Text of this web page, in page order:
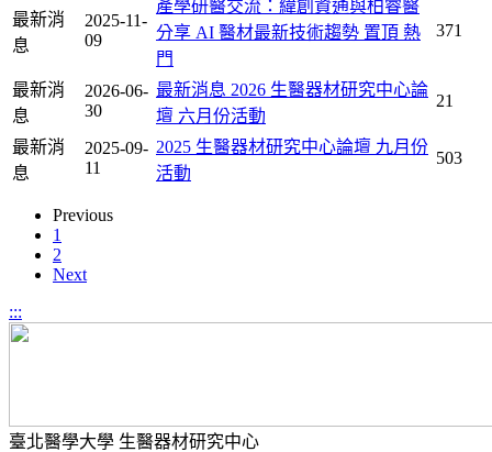
最新消
息
2025-11-
09
產學研醫交流：緯創資通與柏睿醫
分享 AI 醫材最新技術趨勢 置頂 熱
門
371
最新消
息
2026-06-
30
最新消息 2026 生醫器材研究中心論
壇 六月份活動
21
最新消
息
2025-09-
11
2025 生醫器材研究中心論壇 九月份
活動
503
Previous
1
2
Next
:::
臺北醫學大學 生醫器材研究中心